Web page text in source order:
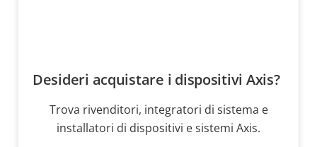
Desideri acquistare i dispositivi Axis?
Trova rivenditori, integratori di sistema e
installatori di dispositivi e sistemi Axis.